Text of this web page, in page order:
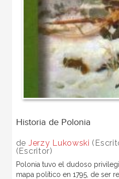
Historia de Polonia
de Jerzy Lukowski
(Escritor)
Polonia tuvo el dudoso
mapa político en 1795, de ser